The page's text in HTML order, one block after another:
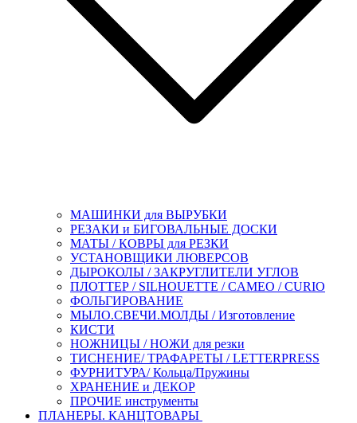
МАШИНКИ для ВЫРУБКИ
РЕЗАКИ и БИГОВАЛЬНЫЕ ДОСКИ
МАТЫ / КОВРЫ для РЕЗКИ
УСТАНОВЩИКИ ЛЮВЕРСОВ
ДЫРОКОЛЫ / ЗАКРУГЛИТЕЛИ УГЛОВ
ПЛОТТЕР / SILHOUETTE / CAMEO / CURIO
ФОЛЬГИРОВАНИЕ
МЫЛО.СВЕЧИ.МОЛДЫ / Изготовление
КИСТИ
НОЖНИЦЫ / НОЖИ для резки
ТИСНЕНИЕ/ ТРАФАРЕТЫ / LETTERPRESS
ФУРНИТУРА/ Кольца/Пружины
ХРАНЕНИЕ и ДЕКОР
ПРОЧИЕ инструменты
ПЛАНЕРЫ. КАНЦТОВАРЫ